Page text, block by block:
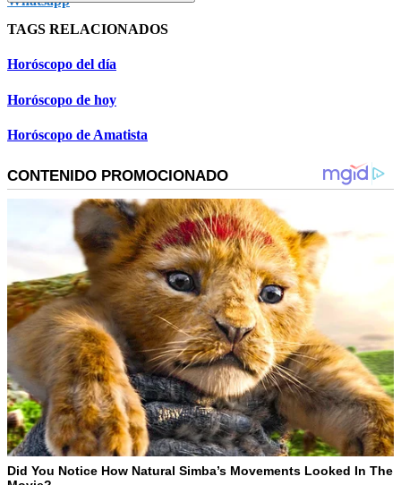
TAGS RELACIONADOS
Horóscopo del día
Horóscopo de hoy
Horóscopo de Amatista